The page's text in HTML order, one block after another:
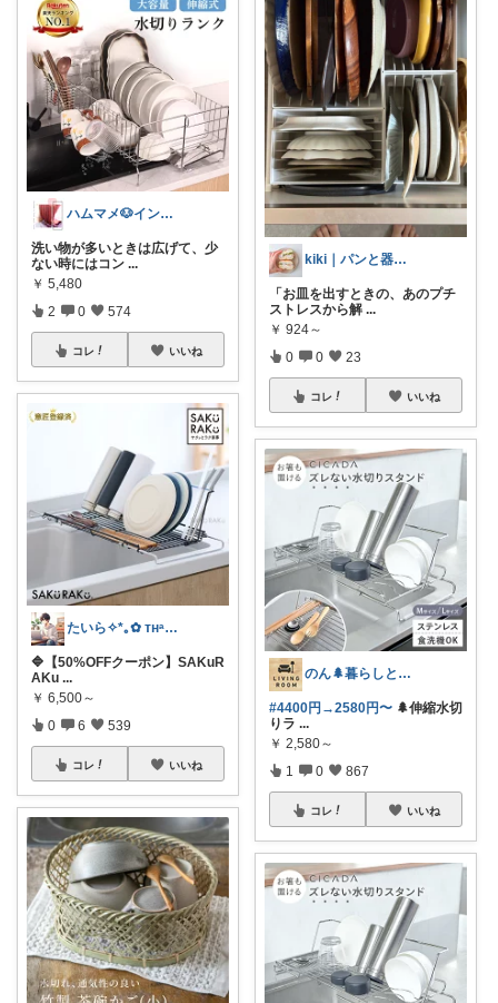
ハムマメ🐶インテリア・キッチン🌸
洗い物が多いときは広げて、少
ない時にはコン ...
￥ 5,480
2 0 574
コレ いいね
たいら✧*｡✿ ᴛʜᵃⁿᵏ ʸᵒᵘ✧˖°
🔷【50%OFFクーポン】SAKuR
AKu ...
￥ 6,500～
0 6 539
コレ いいね
kiki｜パンと器で整う暮らし
「お皿を出すときの、あのプチ
ストレスから解 ...
￥ 924～
0 0 23
コレ いいね
のん🌲暮らしと家具
#4400円→2580円〜 🌲伸縮水切
りラ ...
￥ 2,580～
1 0 867
コレ いいね